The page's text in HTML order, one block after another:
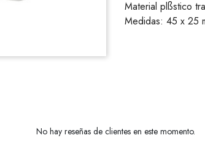
Material plßstico
Medidas: 45 x 25
No hay reseñas de clientes en este momento.